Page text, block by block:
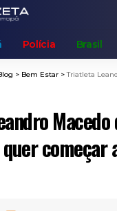
Polícia Brasil
> Bem Estar >Triatleta Leandro Macedo dá
Macedo
começar